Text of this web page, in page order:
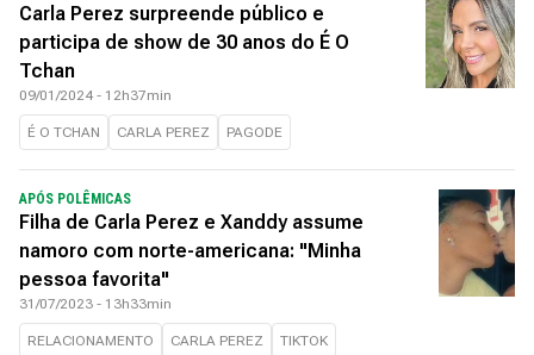
Carla Perez surpreende público e
participa de show de 30 anos do É O
Tchan
09/01/2024 - 12h37min
É O TCHAN CARLA PEREZ PAGODE
APÓS POLÊMICAS
Filha de Carla Perez e Xanddy assume
namoro com norte-americana: "Minha
pessoa favorita"
31/07/2023 - 13h33min
RELACIONAMENTO CARLA PEREZ TIKTOK